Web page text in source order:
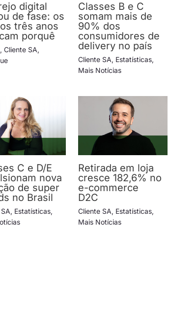
digital
de fase: os
três anos
porquê
, Cliente SA,
Classes B e C
somam mais de
90% dos
consumidores de
delivery no país
Cliente SA, Estatísticas,
Mais Notícias
C e D/E
nova
de super
no Brasil
, Estatísticas,
Retirada em loja
cresce 182,6% no
e-commerce
D2C
Cliente SA, Estatísticas,
Mais Notícias